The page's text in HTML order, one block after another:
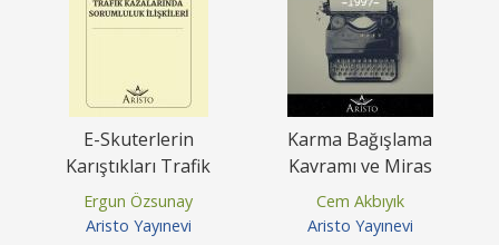
E-Skuterlerin
Karıştıkları Trafik
Kazalarında Sorumluluk
İlişkileri
Ergun Özsunay
Aristo Yayınevi
Karma Bağışlama
Kavramı ve Miras
Hukukundaki Yeri
Cem Akbıyık
Aristo Yayınevi